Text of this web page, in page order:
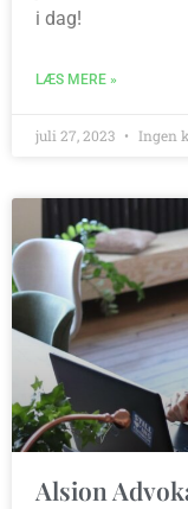
i dag!
LÆS MERE »
juli 27, 2023 Ingen
Alsion